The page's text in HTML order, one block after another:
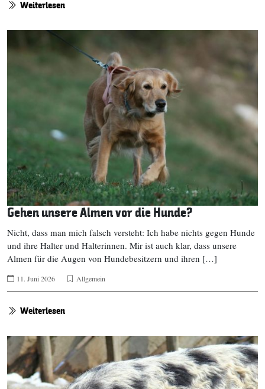
Weiterlesen
Gehen unsere Almen vor die Hunde?
Nicht, dass man mich falsch versteht: Ich habe nichts gegen Hunde
und ihre Halter und Halterinnen. Mir ist auch klar, dass unsere
Almen für die Augen von Hundebesitzern und ihren […]
11. Juni 2026 Allgemein
Weiterlesen